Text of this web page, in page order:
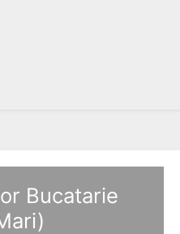
Bucatarie